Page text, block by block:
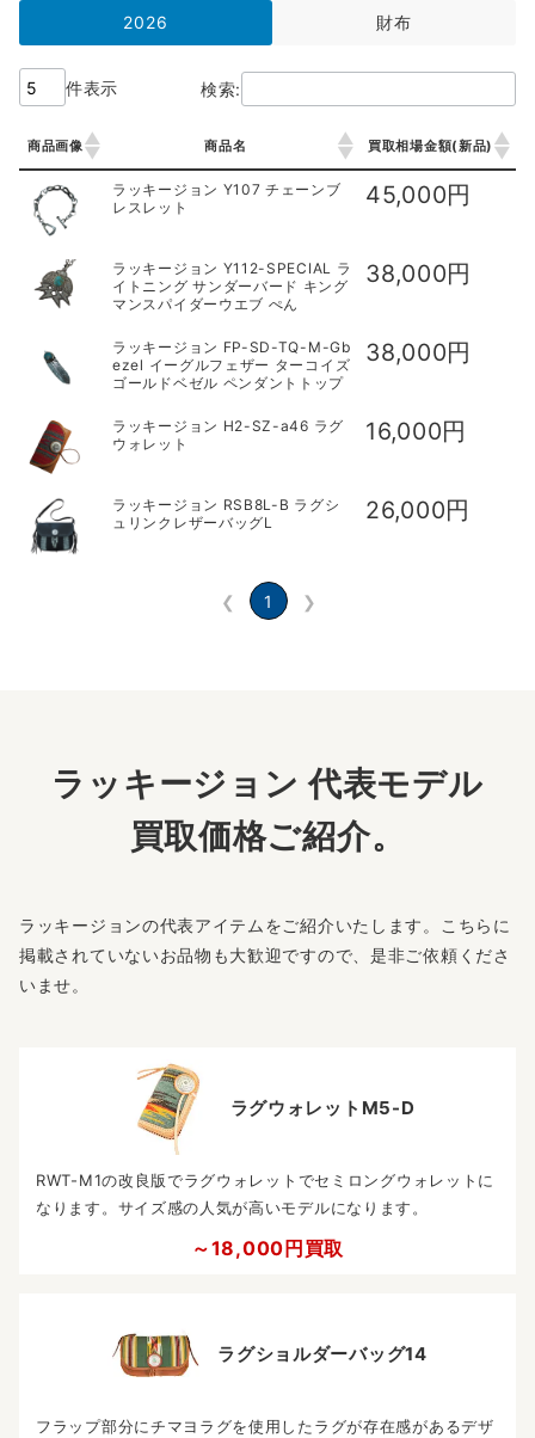
2026 財布
件表示 検索:
商品画像 商品名 買取相場金額(新品)
商品画像 商品名 買取相場金額(新品)
ラッキージョン Y107 チェーンブ
レスレット
45,000円
ラッキージョン Y112-SPECIAL ラ
イトニング サンダーバード キング
マンスパイダーウエブ ぺん
38,000円
ラッキージョン FP-SD-TQ-M-Gb
ezel イーグルフェザー ターコイズ
ゴールドベゼル ペンダントトップ
38,000円
ラッキージョン H2-SZ-a46 ラグ
ウォレット
16,000円
ラッキージョン RSB8L-B ラグシ
ュリンクレザーバッグL
26,000円
❮ 1 ❯
ラッキージョン 代表モデル
買取価格ご紹介。
ラッキージョンの代表アイテムをご紹介いたします。こちらに
掲載されていないお品物も大歓迎ですので、是非ご依頼くださ
いませ。
ラグウォレットM5-D
RWT-M1の改良版でラグウォレットでセミロングウォレットに
なります。サイズ感の人気が高いモデルになります。
～18,000円買取
ラグショルダーバッグ14
フラップ部分にチマヨラグを使用したラグが存在感があるデザ